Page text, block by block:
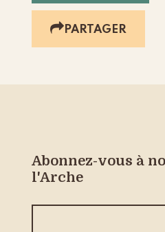
PARTAGER
Abonnez-vous à
l'Arche